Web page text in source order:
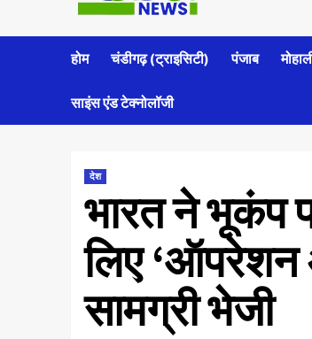
होम चंडीगढ़ (ट्राइसिटी) पंजाब
साइंस एंड टेक्नोलॉजी
देश
भारत ने भूकंप
लिए ‘ऑपरेशन
सामग्री भेजी